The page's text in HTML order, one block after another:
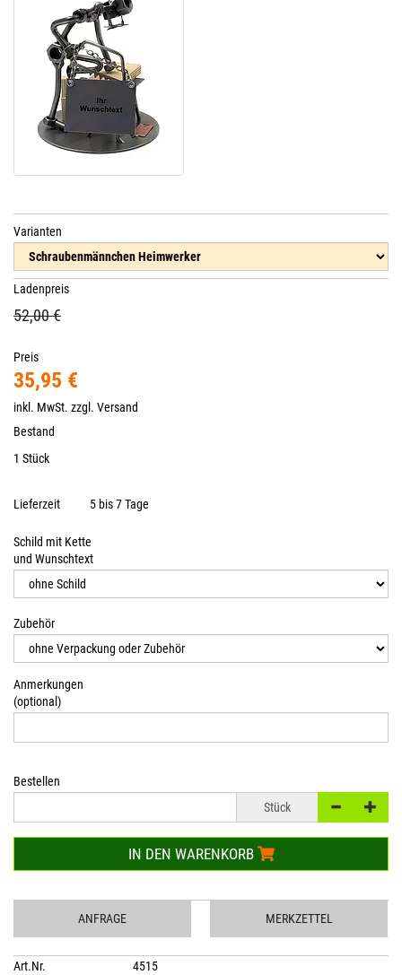
Varianten
Ladenpreis
52,00 €
Preis
35,95 €
inkl. MwSt. zzgl. Versand
Bestand
1 Stück
Lieferzeit 5 bis 7 Tage
Schild mit Kette
und Wunschtext
Zubehör
Anmerkungen
(optional)
Bestellen
Stück
IN DEN WARENKORB
ANFRAGE MERKZETTEL
Art.Nr.
4515